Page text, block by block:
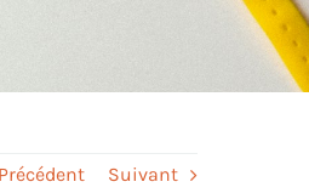
Précédent Suivant